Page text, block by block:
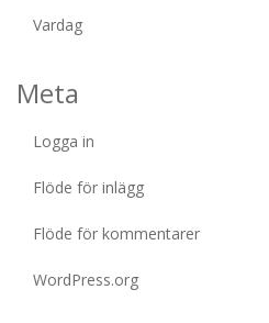
Vardag
Meta
Logga in
Flöde för inlägg
Flöde för kommentarer
WordPress.org